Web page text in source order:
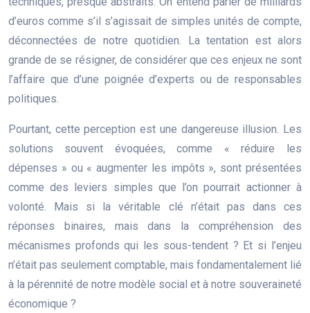
d’euros comme s’il s’agissait de simples unités de compte,
déconnectées de notre quotidien. La tentation est alors
grande de se résigner, de considérer que ces enjeux ne sont
l’affaire que d’une poignée d’experts ou de responsables
politiques.
Pourtant, cette perception est une dangereuse illusion. Les
solutions souvent évoquées, comme « réduire les
dépenses » ou « augmenter les impôts », sont présentées
comme des leviers simples que l’on pourrait actionner à
volonté. Mais si la véritable clé n’était pas dans ces
réponses binaires, mais dans la compréhension des
mécanismes profonds qui les sous-tendent ? Et si l’enjeu
n’était pas seulement comptable, mais fondamentalement lié
à la pérennité de notre modèle social et à notre souveraineté
économique ?